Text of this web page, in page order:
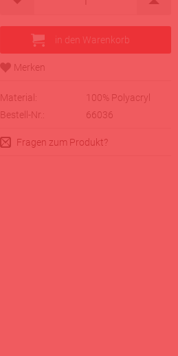
Material:
100% Polyacryl
Bestell-Nr.:
66036
Fragen zum Produkt?